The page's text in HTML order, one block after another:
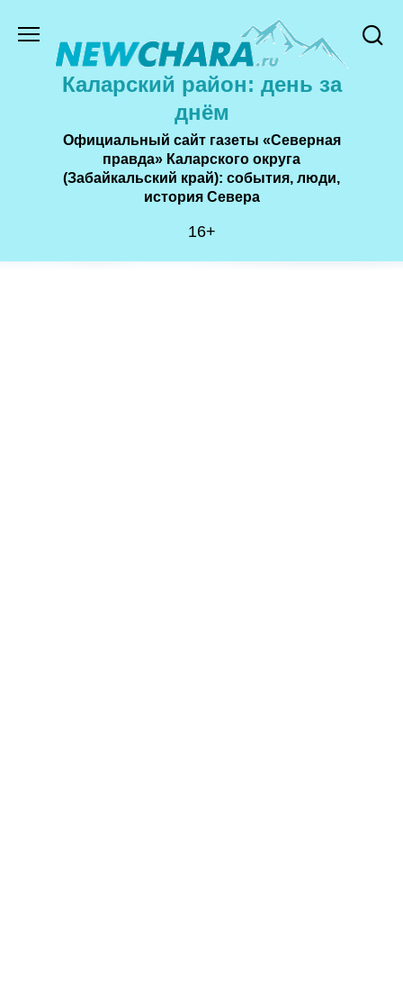
содержанию
Каларский район: день за
днём
Официальный сайт газеты «Северная
правда» Каларского округа
(Забайкальский край): события, люди,
история Cевера
16+